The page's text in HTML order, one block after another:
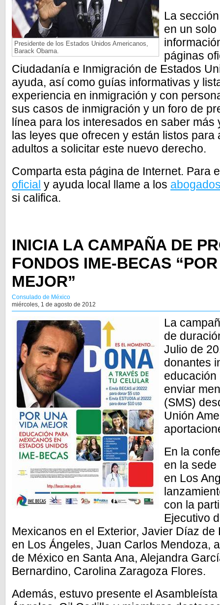
Presidente de los Estados Unidos Americanos,
Barack Obama.
La
en un
páginas
Ciudadanía e Inmigración de Estados
ayuda, así como guías informativas y
experiencia en inmigración y con
sus casos de inmigración y un foro de
línea para los interesados en saber
las leyes que ofrecen y están listos para
adultos a solicitar este nuevo derecho.
Comparta esta página de Internet. Para
oficial y ayuda local llame a los
si califica.
INICIA LA CAMPAÑA DE
FONDOS IME-BECAS
MEJOR”
Consulado de México
miércoles, 1 de agosto de 2012
La
de
Julio de
donantes
educación
enviar
(SMS)
Unión
En la
en la
en Los
con la
Ejecutivo
Mexicanos en el Exterior, Javier Díaz
en Los Ángeles, Juan Carlos Mendoza,
de México en Santa Ana, Alejandra
Bernardino, Carolina Zaragoza Flores.
Además, estuvo presente el